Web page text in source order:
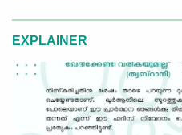
EXPLAINER